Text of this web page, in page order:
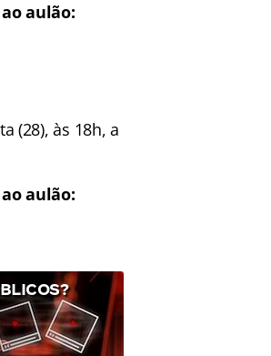
aulão:
(28), às 18h, a
aulão: